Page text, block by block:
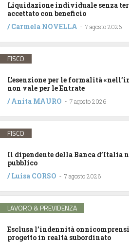
Liquidazione individuale senza
accettato con beneficio
/Carmela NOVELLA - 7 agosto 2026
FISCO
L’esenzione per le formalità
non vale per le Entrate
/Anita MAURO - 7 agosto 2026
FISCO
Il dipendente della Banca d’Italia
pubblico
/Luisa CORSO - 7 agosto 2026
LAVORO & PREVIDENZA
Esclusa l’indennità
progetto in realtà subordinato